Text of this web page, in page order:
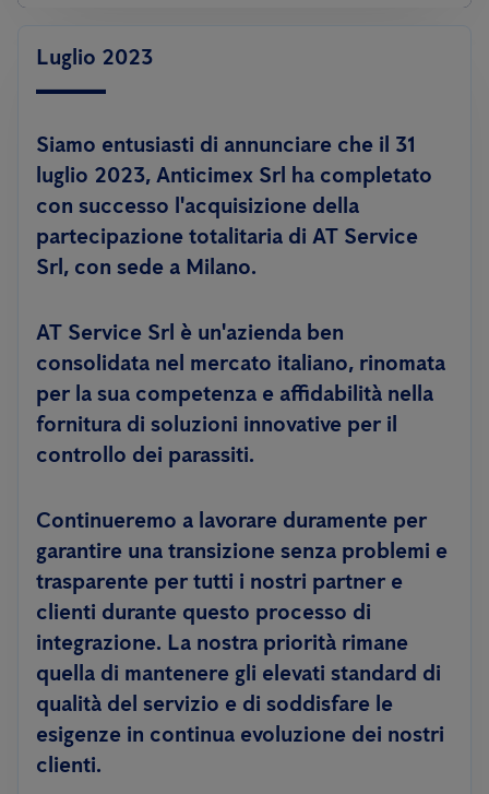
Luglio 2023
Siamo entusiasti di annunciare che il 31
luglio 2023, Anticimex Srl ha completato
con successo l'acquisizione della
partecipazione totalitaria di AT Service
Srl, con sede a Milano.
AT Service Srl è un'azienda ben
consolidata nel mercato italiano, rinomata
per la sua competenza e affidabilità nella
fornitura di soluzioni innovative per il
controllo dei parassiti.
Continueremo a lavorare duramente per
garantire una transizione senza problemi e
trasparente per tutti i nostri partner e
clienti durante questo processo di
integrazione. La nostra priorità rimane
quella di mantenere gli elevati standard di
qualità del servizio e di soddisfare le
esigenze in continua evoluzione dei nostri
clienti.